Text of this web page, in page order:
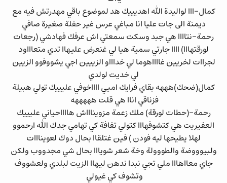
كمال-ااا لواليدة الله اهديييك هد لموضوع باقي مهدرتش فيه مع
ديمنة الى جات عليا انا مباغي عرس غير حفلة صغيرة صافي
رحمة-نتاااا هي جبد وسكت سمعتي اش عرفك فهادشي (رجعات
لورقتهااا) اااا جارتي سمية هيا لي غنعرض عليهاا تدي متعاااود
لجراات لخريين غااااهوما لي خداااو الزييين اجي يشووفوو الزيين
لي خديت لولدي
كمال(ضحك)هههه بقاي فرايك اميي ااااخوفي عليييك تولي هبيلة
فزناقي اناا هي قلت هههههه
رحمة-(حطات لورقة) ملك زعمة مزويناااش هااااحياني عليييك
العفيريت هي كتشوفهااا كتولي تفافة كي تهامي جدك الله ارحموو
لهلا يطيحها ليه فودن ) فين غتلقاا بحال دوك لعوينااات
ولبيوووضة والطووولة وخة شعر شويااا بحال شي مجدووب ولكن
جاي معااهااا ملي تجي نبدا ندهن ليهاا الزيت لبلدي ولعشووف
وتشوف كي غيولي